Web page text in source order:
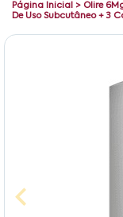
Página Inicial > Olire
De Uso Subcutâneo + 3